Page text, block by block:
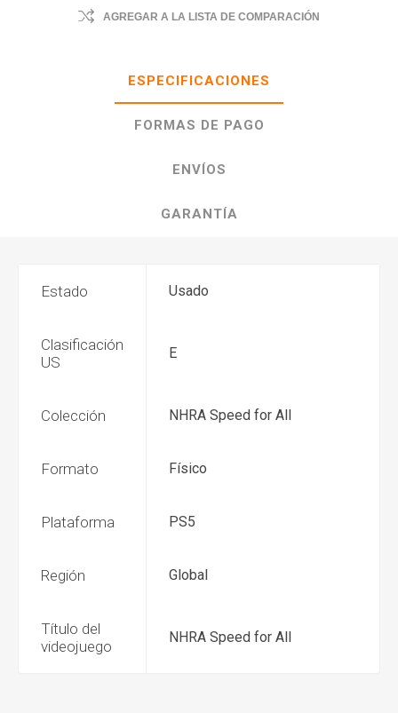
AGREGAR A LA LISTA DE COMPARACIÓN
ESPECIFICACIONES
FORMAS DE PAGO
ENVÍOS
GARANTÍA
Estado Usado
Clasificación
US
E
Colección NHRA Speed for All
Formato Físico
Plataforma PS5
Región Global
Título del
videojuego
NHRA Speed for All